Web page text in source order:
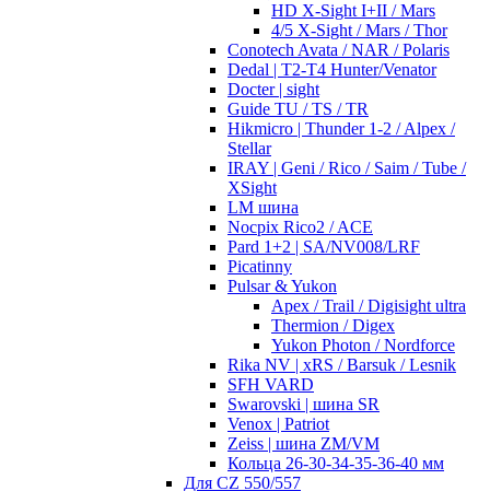
HD X-Sight I+II / Mars
4/5 X-Sight / Mars / Thor
Conotech Avata / NAR / Polaris
Dedal | T2-T4 Hunter/Venator
Docter | sight
Guide TU / TS / TR
Hikmicro | Thunder 1-2 / Alpex /
Stellar
IRAY | Geni / Rico / Saim / Tube /
XSight
LM шина
Nocpix Rico2 / ACE
Pard 1+2 | SA/NV008/LRF
Picatinny
Pulsar & Yukon
Apex / Trail / Digisight ultra
Thermion / Digex
Yukon Photon / Nordforce
Rika NV | xRS / Barsuk / Lesnik
SFH VARD
Swarovski | шина SR
Venox | Patriot
Zeiss | шина ZM/VM
Кольца 26-30-34-35-36-40 мм
Для CZ 550/557